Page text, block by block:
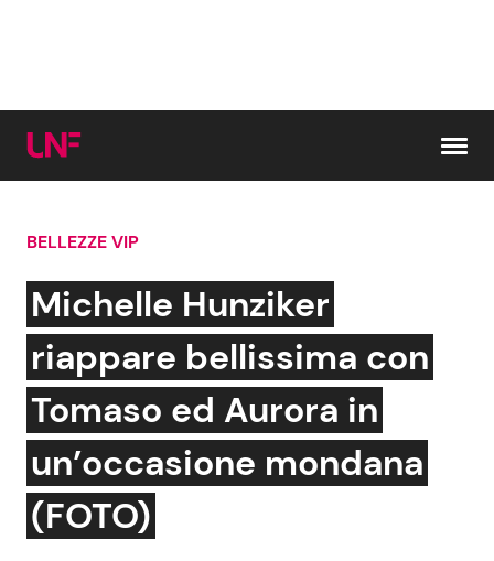
Cerca:
News e Cronaca
Attualità Italiana
Dal Mondo
Economia
Gossip e TV
Bellezze VIP
Coppie VIP
BELLEZZE VIP
Michelle Hunziker
riappare bellissima con
Tomaso ed Aurora in
un’occasione mondana
(FOTO)